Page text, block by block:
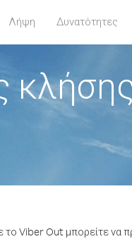
Λήψη Δυνατότητες
το Viber Out μπορείτε να